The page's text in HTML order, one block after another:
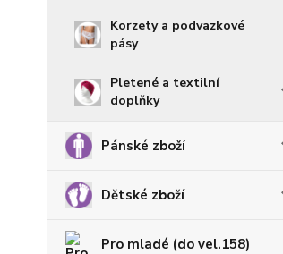
Korzety a podvazkové
pásy
Pletené a textilní
doplňky
Pánské zboží
Dětské zboží
Pro mladé (do vel.158)